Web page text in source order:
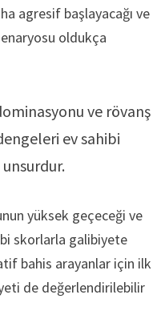
agresif başlayacağı ve
oldukça
ve rövanş
ev sahibi
yüksek geçeceği ve
skorlarla galibiyete
bahis arayanlar için ilk
de değerlendirilebilir